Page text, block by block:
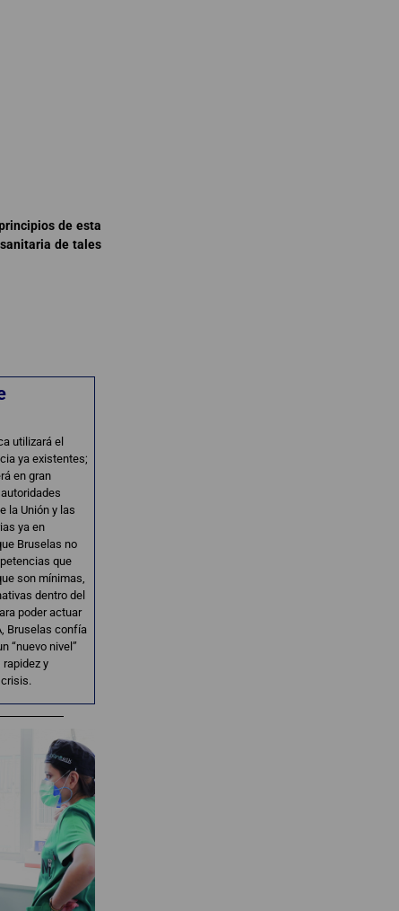
de esta
de tales
utilizará el
ya existentes;
en gran
la Unión y las
ya en
Bruselas no
que
son mínimas,
dentro del
poder actuar
Bruselas confía
“nuevo nivel”
rapidez y